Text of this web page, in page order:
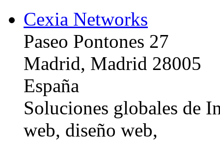
Cexia Networks
Paseo Pontones 27
Madrid, Madrid 28005
España
Soluciones globales de
web, diseño web,